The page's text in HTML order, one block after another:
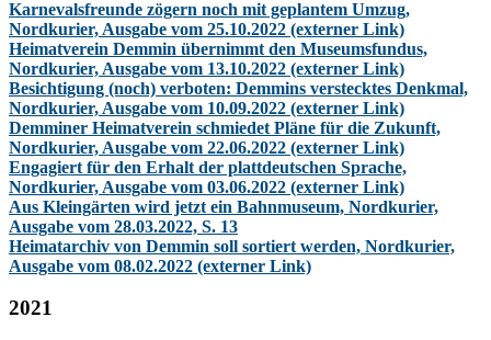
Karnevalsfreunde zögern noch mit geplantem Umzug,
Nordkurier, Ausgabe vom 25.10.2022 (externer Link)
Heimatverein Demmin übernimmt den Museumsfundus,
Nordkurier, Ausgabe vom 13.10.2022 (externer Link)
Besichtigung (noch) verboten: Demmins verstecktes Denkmal,
Nordkurier, Ausgabe vom 10.09.2022 (externer Link)
Demminer Heimatverein schmiedet Pläne für die Zukunft,
Nordkurier, Ausgabe vom 22.06.2022 (externer Link)
Engagiert für den Erhalt der plattdeutschen Sprache,
Nordkurier, Ausgabe vom 03.06.2022 (externer Link)
Aus Kleingärten wird jetzt ein Bahnmuseum, Nordkurier,
Ausgabe vom 28.03.2022, S. 13
Heimatarchiv von Demmin soll sortiert werden, Nordkurier,
Ausgabe vom 08.02.2022 (externer Link)
2021